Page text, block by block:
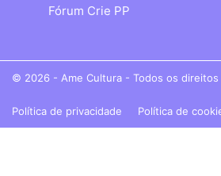
Fórum Crie PP
© 2026 - Ame Cultura - Todos os direitos
Política de privacidade Política de